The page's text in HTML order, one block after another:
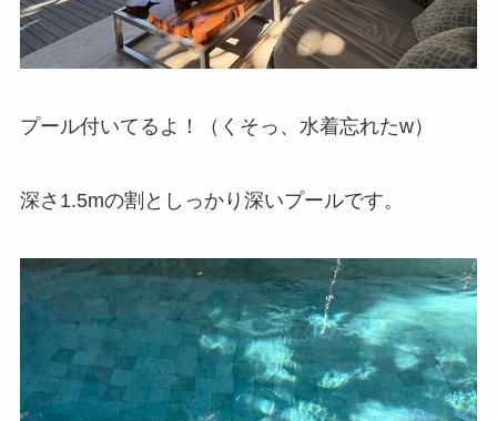
プール付いてるよ！（くそっ、水着忘れたw）
深さ1.5mの割としっかり深いプールです。